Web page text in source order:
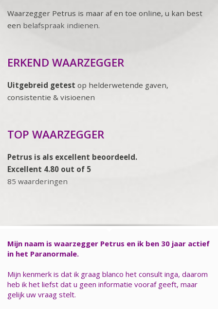
Waarzegger Petrus is maar af en toe online, u kan best
een belafspraak indienen.
ERKEND WAARZEGGER
Uitgebreid getest op helderwetende gaven,
consistentie & visioenen
TOP WAARZEGGER
Petrus is als excellent beoordeeld.
Excellent 4.80 out of 5
85 waarderingen
Mijn naam is waarzegger Petrus en ik ben 30 jaar actief
in het Paranormale.
Mijn kenmerk is dat ik graag blanco het consult inga, daarom
heb ik het liefst dat u geen informatie vooraf geeft, maar
gelijk uw vraag stelt.